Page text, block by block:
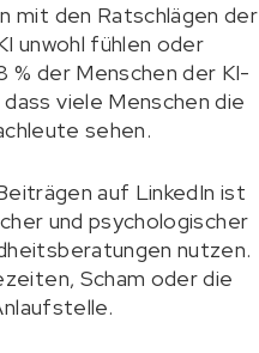
mit den Ratschlägen der
unwohl fühlen oder
% der Menschen der KI-
viele Menschen die
sehen.
auf LinkedIn ist
und psychologischer
nutzen.
Scham oder die